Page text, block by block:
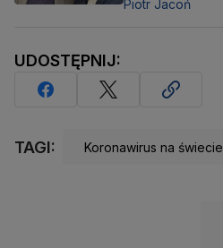
Piotr Jacoń
UDOSTĘPNIJ:
TAGI: Koronawirus na świecie